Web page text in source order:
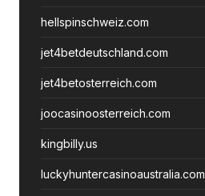
hellspinschweiz.com
jet4betdeutschland.com
jet4betosterreich.com
joocasinoosterreich.com
kingbilly.us
luckyhuntercasinoaustralia.com